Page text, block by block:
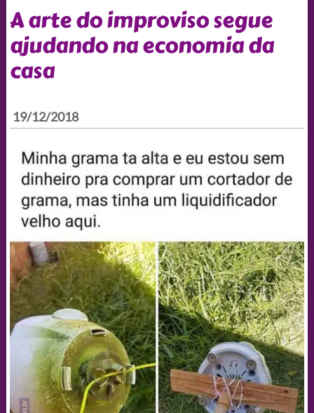
A arte do improviso segue
ajudando na economia da
casa
19/12/2018